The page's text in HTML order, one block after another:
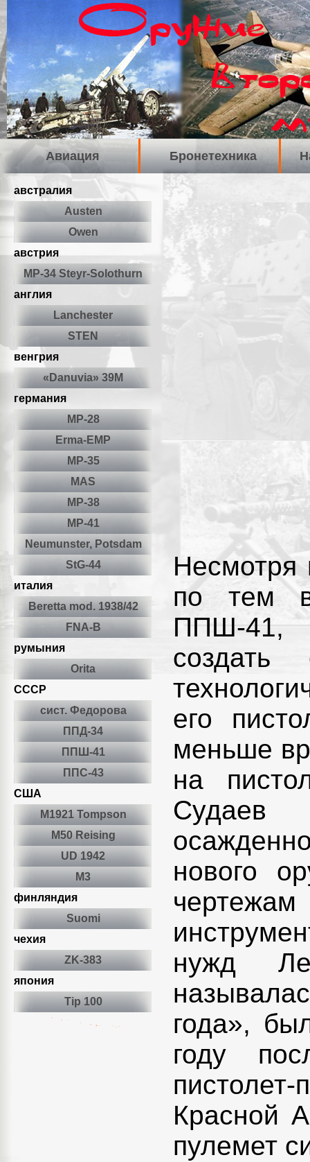
Авиация Бронетехника
австралия
Austen
Owen
австрия
МР-34 Steyr-Solothurn
англия
Lanchester
STEN
венгрия
«Danuvia» 39М
германия
MP-28
Erma-EMP
MP-35
MAS
МР-38
МР-41
Neumunster, Potsdam
StG-44
италия
Beretta mod. 1938/42
FNA-B
румыния
Orita
СССР
сист. Федорова
ППД-34
ППШ-41
ППС-43
США
M1921 Tompson
M50 Reising
UD 1942
М3
финляндия
Suomi
чехия
ZK-383
япония
Tip 100
Несмотря
по тем
ППШ-41,
его
меньше
на
Судаев
нового
нужд
года»,
году
Красной
пулемет